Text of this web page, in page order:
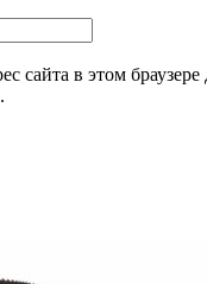
сайта в этом браузере